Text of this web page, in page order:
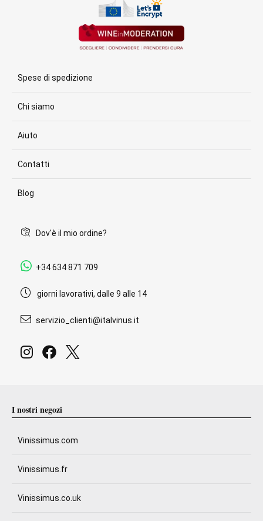
Spese di spedizione
Chi siamo
Aiuto
Contatti
Blog
Dov'è il mio ordine?
+34 634 871 709
giorni lavorativi, dalle 9 alle 14
servizio_clienti@italvinus.it
I nostri negozi
Vinissimus.com
Vinissimus.fr
Vinissimus.co.uk